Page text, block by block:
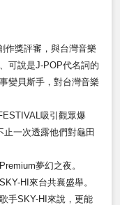
作獎評審，與台灣音樂
可說是J-POP代名詞的
變貝斯手，對台灣音樂
吸引觀眾爆
一次透露他們對龜田
夢幻之夜。
HI來台共襄盛舉。
手SKY-HI來說，更能